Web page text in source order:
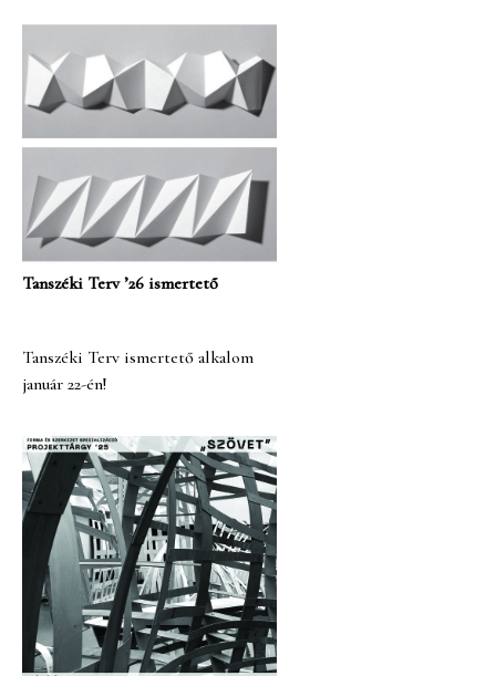
Tanszéki Terv ’26 ismertető
Tanszéki Terv ismertető alkalom
január 22-én!